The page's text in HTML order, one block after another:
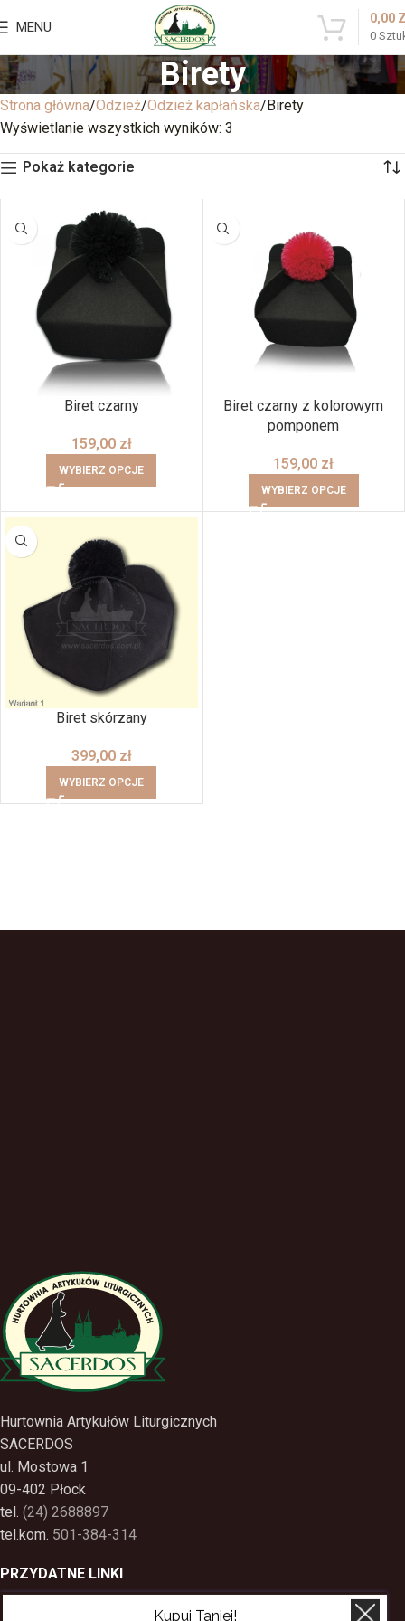
MENU
0
0,00
Birety
Strona główna Odzież Odzież kapłańska Birety
Wyświetlanie wszystkich wyników: 3
Pokaż kategorie
Biret czarny
159,00 zł
WYBIERZ OPCJE
Biret czarny z kolorowym
pomponem
159,00 zł
WYBIERZ OPCJE
Biret skórzany
399,00 zł
WYBIERZ OPCJE
Hurtownia Artykułów Liturgicznych
SACERDOS
ul. Mostowa 1
09-402 Płock
tel. (24) 2688897
tel.kom. 501-384-314
PRZYDATNE LINKI
Kupuj Taniej!